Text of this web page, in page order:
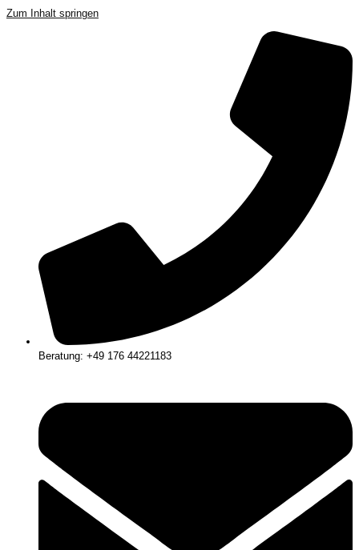
Zum Inhalt springen
Beratung: +49 176 44221183